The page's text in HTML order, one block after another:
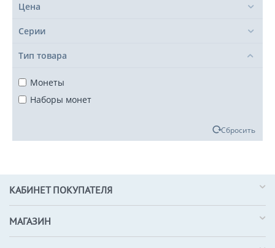
Цена
Серии
Тип товара
Монеты
Наборы монет
Сбросить
КАБИНЕТ ПОКУПАТЕЛЯ
МАГАЗИН